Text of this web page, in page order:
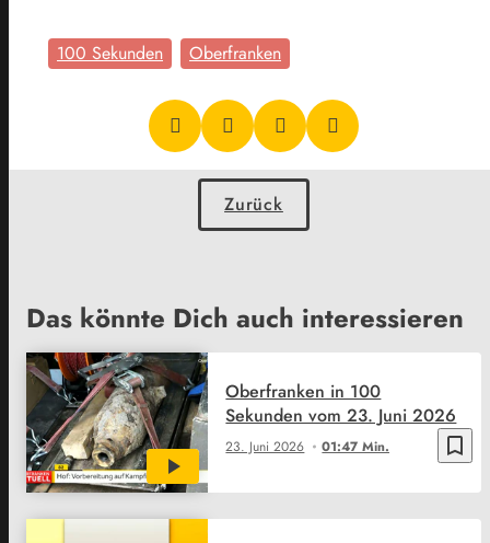
100 Sekunden Oberfranken
Zurück
Das könnte Dich auch interessieren
bookmark_border
23. Juni 2026 01:47 Min.
Oberfranken in 100
Sekunden vom 23. Juni 2026